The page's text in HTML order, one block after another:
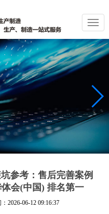
切
换
导
航
参考：售后完善案例
会(中国) 排名第一
2026-06-12 09:16:37